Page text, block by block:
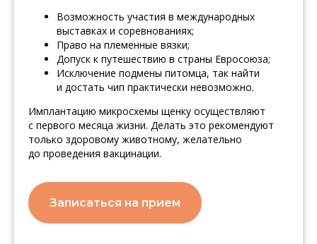
Возможность участия в международных
выставках и соревнованиях;
Право на племенные вязки;
Допуск к путешествию в страны Евросоюза;
Исключение подмены питомца, так найти
и достать чип практически невозможно.
Имплантацию микросхемы щенку осуществляют
с первого месяца жизни. Делать это рекомендуют
только здоровому животному, желательно
до проведения вакцинации.
Записаться на прием